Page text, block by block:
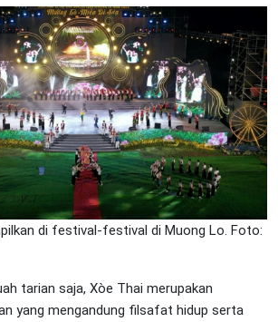
di festival-festival di Muong Lo. Foto:
tarian saja, Xòe Thai merupakan
yang mengandung filsafat hidup serta